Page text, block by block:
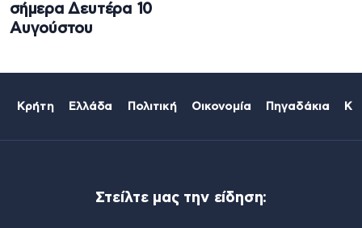
σήμερα Δευτέρα 10
Αυγούστου
Κρήτη Ελλάδα Πολιτική Οικονομία Πηγαδάκια
Στείλτε μας την είδηση: